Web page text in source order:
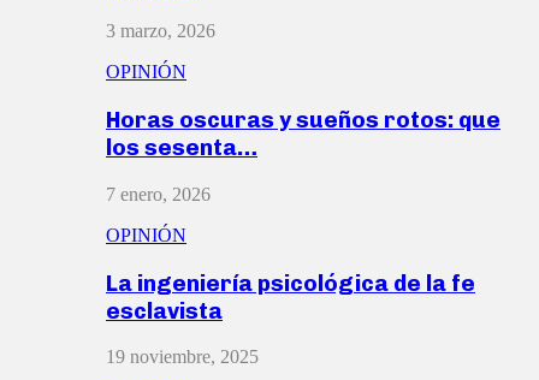
3 marzo, 2026
OPINIÓN
Horas oscuras y sueños rotos: que
los sesenta…
7 enero, 2026
OPINIÓN
La ingeniería psicológica de la fe
esclavista
19 noviembre, 2025